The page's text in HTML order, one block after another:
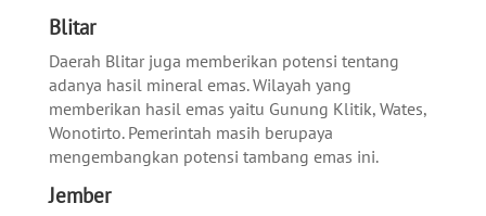
Blitar
Daerah Blitar juga memberikan potensi tentang
adanya hasil mineral emas. Wilayah yang
memberikan hasil emas yaitu Gunung Klitik, Wates,
Wonotirto. Pemerintah masih berupaya
mengembangkan potensi tambang emas ini.
Jember